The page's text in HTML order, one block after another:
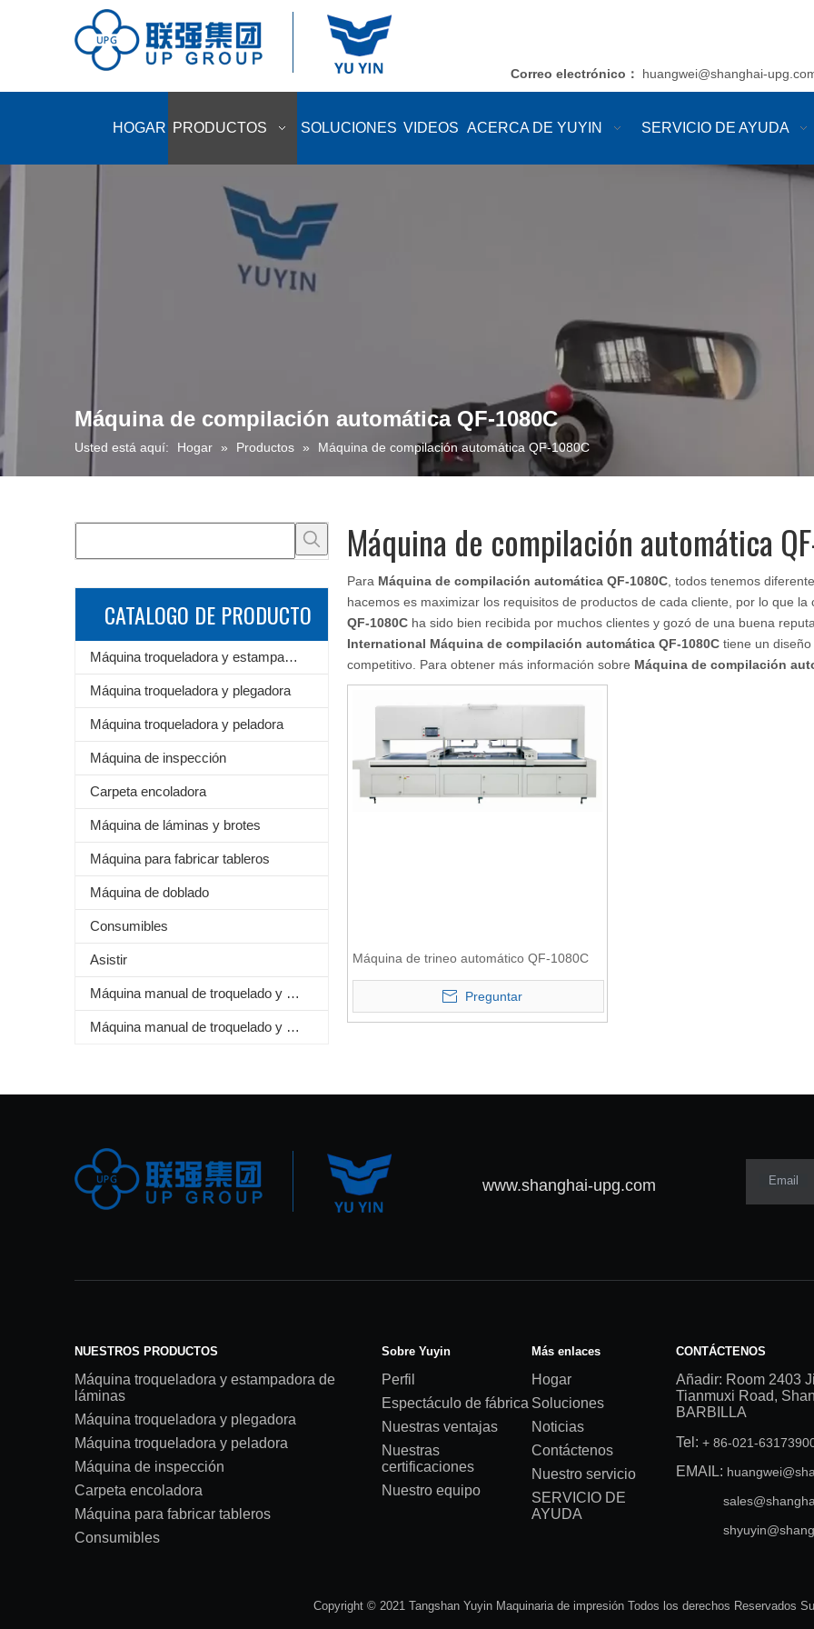
Correo electrónico ： huangwei@shanghai-
HOGAR PRODUCTOS SOLUCIONES VIDEOS ACERCA DE YUYIN SERVICIO DE AYUDA
Máquina de compilación automática QF-1080C
Usted está aquí: Hogar » Productos » Máquina de compilación automática QF-1080C
CATALOGO DE PRODUCTO
Máquina troqueladora y estampadora de láminas
Máquina troqueladora y plegadora
Máquina troqueladora y peladora
Máquina de inspección
Carpeta encoladora
Máquina de láminas y brotes
Máquina para fabricar tableros
Máquina de doblado
Consumibles
Asistir
Máquina manual de troquelado y estampado de láminas
Máquina manual de troquelado y plegado
Máquina de compilación automática
Para Máquina de compilación automática QF-1080C , todos tenemos
hacemos es maximizar los requisitos de productos de cada cliente, por lo que la
QF-1080C ha sido bien recibida por muchos clientes y gozó de una buena
International Máquina de compilación automática QF-1080C tiene un
competitivo. Para obtener más información sobre Máquina de compilación
Máquina de trineo automático QF-1080C
Preguntar
www.shanghai-upg.com Email
NUESTROS PRODUCTOS
Máquina troqueladora y estampadora de
láminas
Máquina troqueladora y plegadora
Máquina troqueladora y peladora
Máquina de inspección
Carpeta encoladora
Máquina para fabricar tableros
Consumibles
Sobre Yuyin
Perfil
Espectáculo de fábrica
Nuestras ventajas
Nuestras
certificaciones
Nuestro equipo
Más enlaces
Hogar
Soluciones
Noticias
Contáctenos
Nuestro servicio
SERVICIO DE
AYUDA
CONTÁCTENOS
Añadir: Room 2403
Tianmuxi Road,
BARBILLA
Tel: + 86-021-
EMAIL:
Copyright © 2021 Tangshan Yuyin Maquinaria de impresión Todos los derechos Reservados